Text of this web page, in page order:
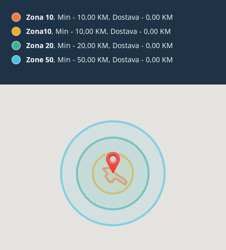
Zona 10, Min - 10,00 KM, Dostava - 0,00 KM
Zona10, Min - 10,00 KM, Dostava - 0,00 KM
Zona 20, Min - 20,00 KM, Dostava - 0,00 KM
Zone 50, Min - 50,00 KM, Dostava - 0,00 KM